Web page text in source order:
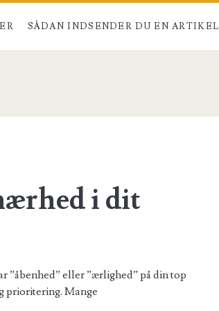
SÅDAN INDSENDER DU EN ARTIKEL
i dit
eller ”ærlighed” på din top
prioritering. Mange